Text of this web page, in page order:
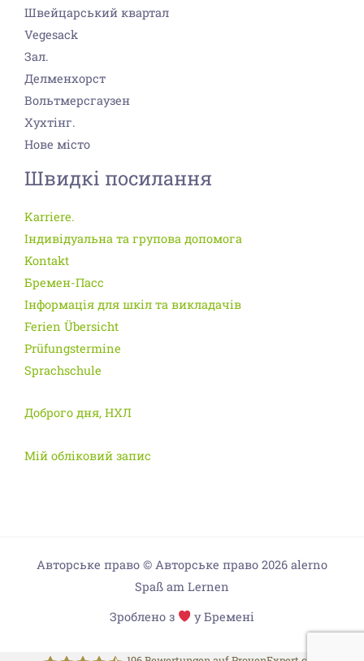
Швейцарський квартал
Vegesack
Зал.
Делменхорст
Вольтмерсгаузен
Хухтінг.
Нове місто
Швидкі посилання
Karriere.
Індивідуальна та групова допомога
Kontakt
Бремен-Пасс
Інформація для шкіл та викладачів
Ferien Übersicht
Prüfungstermine
Sprachschule
Доброго дня, НХЛ
Мій обліковий запис
Авторське право © Авторське право 2026 alerno
Spaß am Lernen
Зроблено з
у Бремені